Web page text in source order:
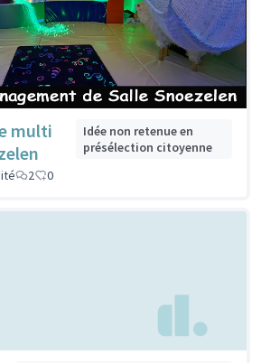
multi
Idée non retenue en
présélection citoyenne
2 0